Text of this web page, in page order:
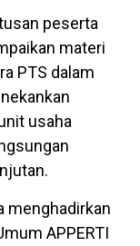
peserta
materi
PTS dalam
usaha
menghadirkan
APPERTI